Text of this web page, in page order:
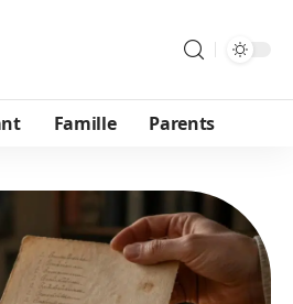
Famille Parents